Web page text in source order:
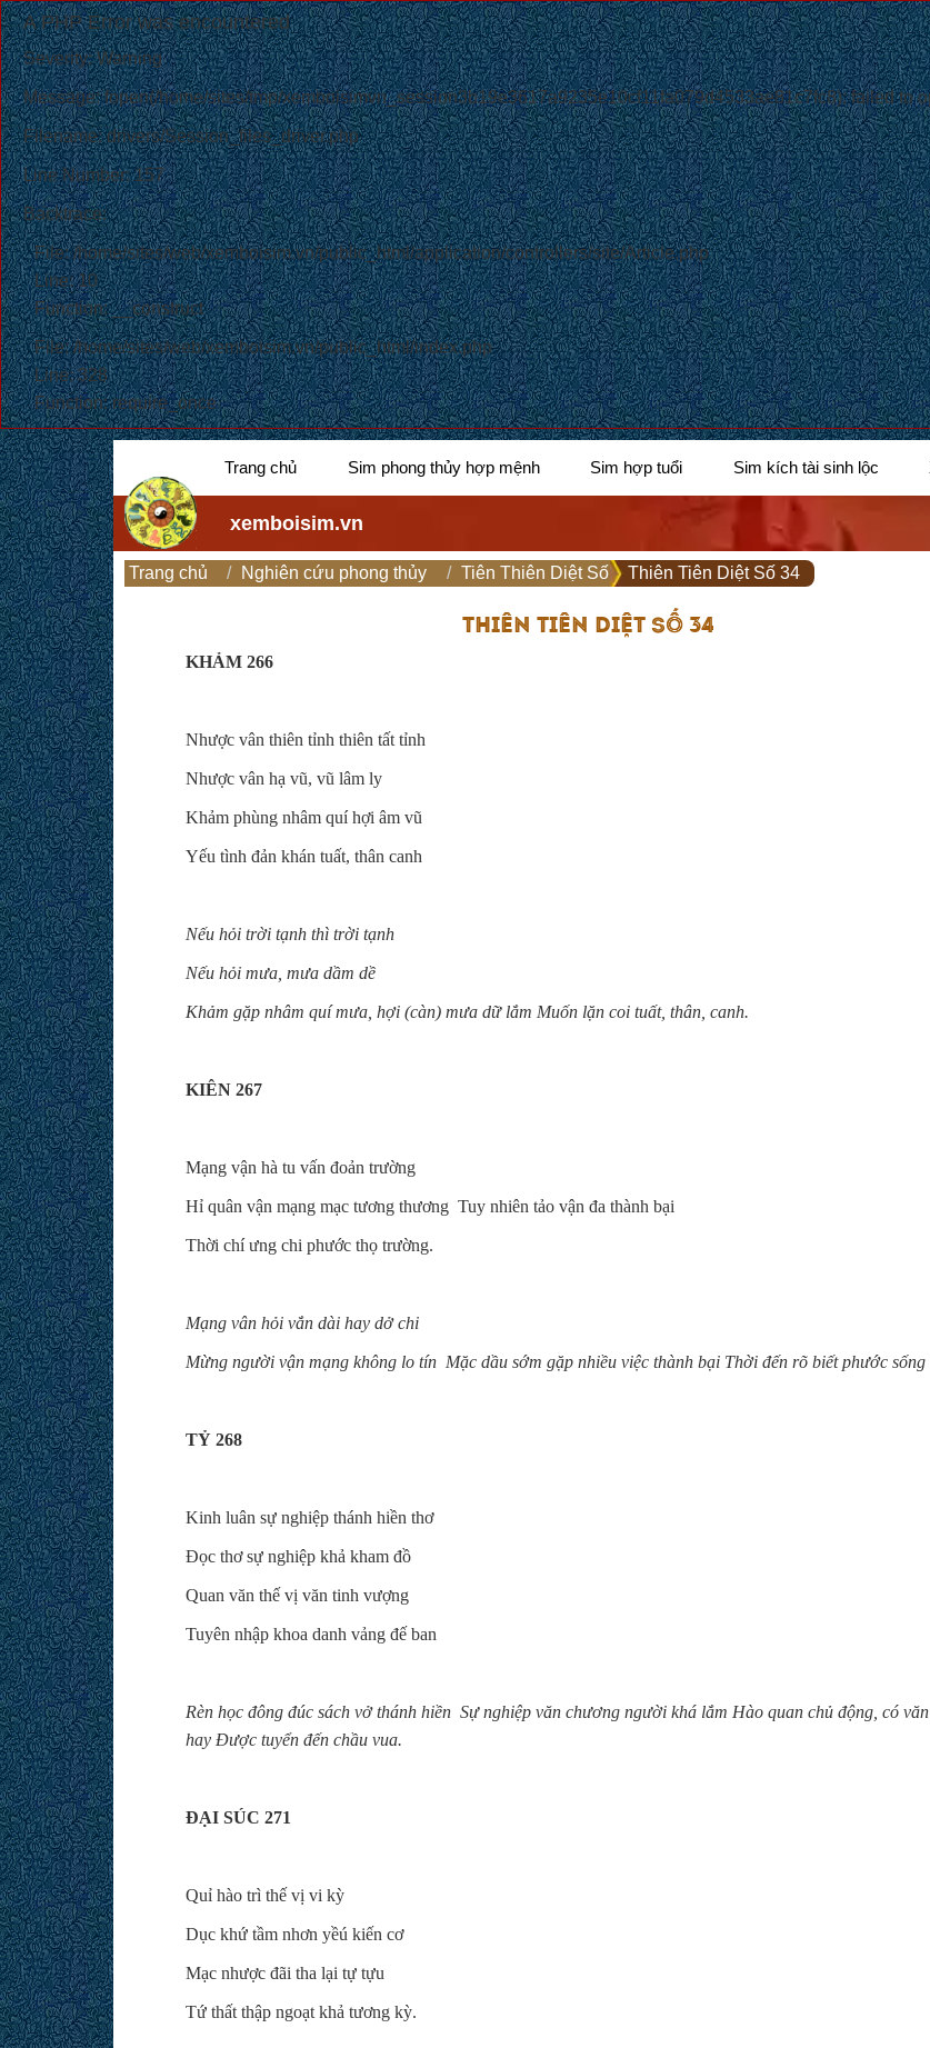
A PHP Error was encountered
Severity: Warning
Message: fopen(/home/sites/tmp/xemboisimvn_session3b19e3617a9235e10cf11fa079d4533ae81c7fc8): failed to
Filename: drivers/Session_files_driver.php
Line Number: 157
Backtrace:
File: /home/sites/web/xemboisim.vn/public_html/application/controllers/site/Article.php
Line: 10
Function: __construct
File: /home/sites/web/xemboisim.vn/public_html/index.php
Line: 328
Function: require_once
Trang chủ Sim phong thủy hợp mệnh Sim hợp tuổi Sim kích tài sinh lộc
xemboisim.vn
Trang chủ Nghiên cứu phong thủy Tiên Thiên Diệt Số Thiên Tiên Diệt Số 34
THIÊN TIÊN DIỆT SỐ 34
KHẢM 266
Nhược vân thiên tỉnh thiên tất tỉnh
Nhược vân hạ vũ, vũ lâm ly
Khảm phùng nhâm quí hợi âm vũ
Yếu tình đản khán tuất, thân canh
Nếu hỏi trời tạnh thì trời tạnh
Nếu hỏi mưa, mưa dầm dề
Khảm gặp nhâm quí mưa, hợi (càn) mưa dữ lắm Muốn lặn coi tuất, thân, canh.
KIÊN 267
Mạng vận hà tu vấn đoản trường
Hỉ quân vận mạng mạc tương thương Tuy nhiên tảo vận đa thành bại
Thời chí ưng chi phước thọ trường.
Mạng vân hỏi vắn dài hay dở chi
Mừng người vận mạng không lo tín Mặc dầu sớm gặp nhiều việc thành bại Thời đến rõ biết phước sống
TỶ 268
Kinh luân sự nghiệp thánh hiền thơ
Đọc thơ sự nghiệp khả kham đồ
Quan văn thế vị văn tinh vượng
Tuyên nhập khoa danh vảng đế ban
Rèn học đông đúc sách vở thánh hiền Sự nghiệp văn chương người khá lắm Hào quan chủ động, có
hay Được tuyển đến chầu vua.
ĐẠI SÚC 271
Quỉ hào trì thế vị vi kỳ
Dục khứ tầm nhơn yềú kiến cơ
Mạc nhược đãi tha lại tự tựu
Tứ thất thập ngoạt khả tương kỳ.